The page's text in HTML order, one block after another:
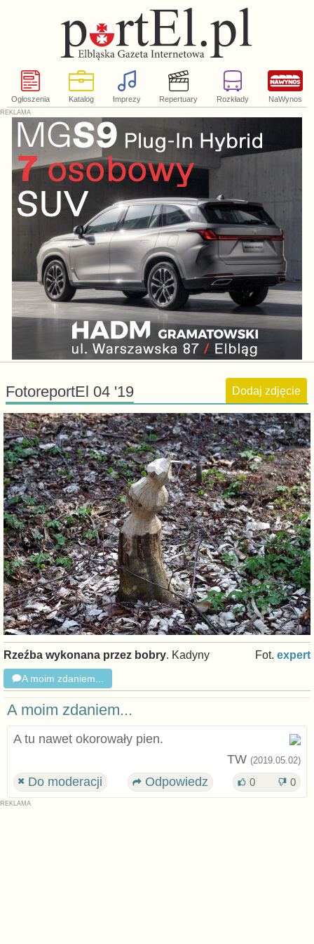
Ogłoszenia Katalog Imprezy Repertuary Rozkłady NaWynos
FotoreportEl 04 '19 Dodaj zdjęcie
Rzeźba wykonana przez bobry. Kadyny Fot.expert
A moim zdaniem...
A moim zdaniem...
A tu nawet okorowały pien.
TW (2019.05.02)
Do moderacji Odpowiedz 0 0